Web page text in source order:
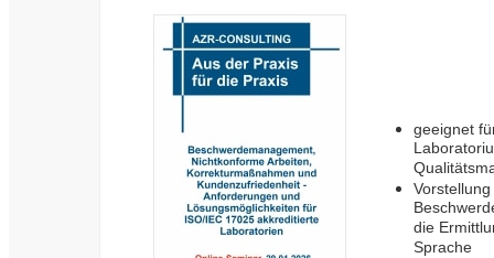
geeignet
die
Sprache